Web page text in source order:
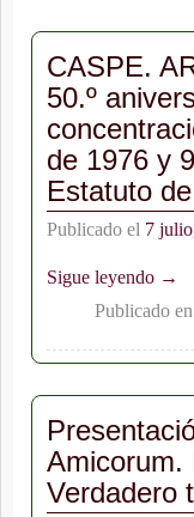
CASPE.
50.º
de 1976 y
Estatuto
Publicado el 7
Sigue leyendo →
Publicado en
Amicorum.
Verdadero